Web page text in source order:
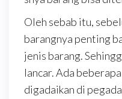
Oleh sebab itu,
barangnya penting
jenis barang.
lancar. Ada
digadaikan di